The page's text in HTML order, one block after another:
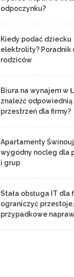
odpoczynku?
Kiedy podać dziecku
elektrolity? Poradnik
rodziców
Biura na wynajem w
znaleźć odpowiednią
przestrzeń dla firmy?
Apartamenty
wygodny nocleg dla
i grup
Stała obsługa IT dla
ograniczyć
przypadkowe